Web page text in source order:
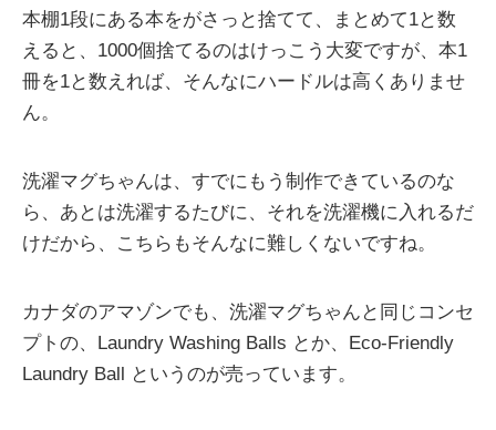
本棚1段にある本をがさっと捨てて、まとめて1と数
えると、1000個捨てるのはけっこう大変ですが、本1
冊を1と数えれば、そんなにハードルは高くありませ
ん。
洗濯マグちゃんは、すでにもう制作できているのな
ら、あとは洗濯するたびに、それを洗濯機に入れるだ
けだから、こちらもそんなに難しくないですね。
カナダのアマゾンでも、洗濯マグちゃんと同じコンセ
プトの、Laundry Washing Balls とか、Eco-Friendly
Laundry Ball というのが売っています。